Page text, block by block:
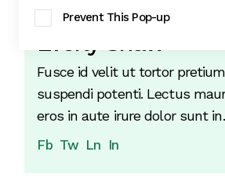
Fusce id velit ut tortor
suspendi potenti. Lectus
eros in aute irure dolor sunt in.
Fb Tw Ln In
Prevent This Pop-up